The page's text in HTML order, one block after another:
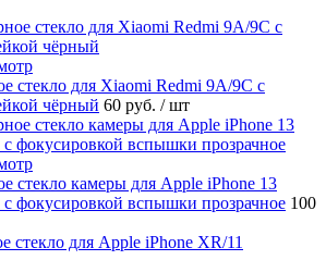
стекло для Xiaomi Redmi 9A/9C с
чёрный 60 руб. / шт
стекло камеры для Apple iPhone 13
фокусировкой вспышки прозрачное 100